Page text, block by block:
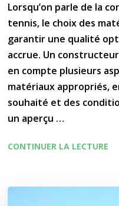
Lorsqu’on parle de la
tennis, le choix des
garantir une qualité
accrue. Un
en compte plusieurs
matériaux appropriés,
souhaité et des
un aperçu …
CONTINUER LA LECTURE